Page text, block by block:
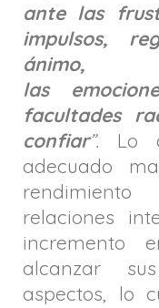
ante las
impulsos,
las
facultades
confiar”. Lo
adecuado
relaciones
incremento
alcanzar
aspectos, lo